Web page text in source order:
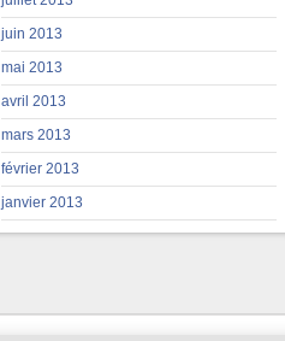
juin 2013
mai 2013
avril 2013
mars 2013
février 2013
janvier 2013